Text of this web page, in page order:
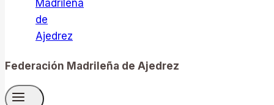
Federación Madrileña de Ajedrez